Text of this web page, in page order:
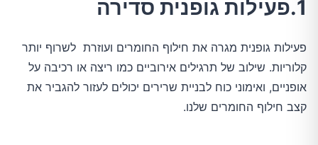
1.פעילות גופנית סדירה
פעילות גופנית מגרה את חילוף החומרים ועוזרת לשרוף יותר
קלוריות. שילוב של תרגילים אירוביים כמו ריצה או רכיבה על
אופניים, ואימוני כוח לבניית שרירים יכולים לעזור להגביר את
קצב חילוף החומרים שלנו.